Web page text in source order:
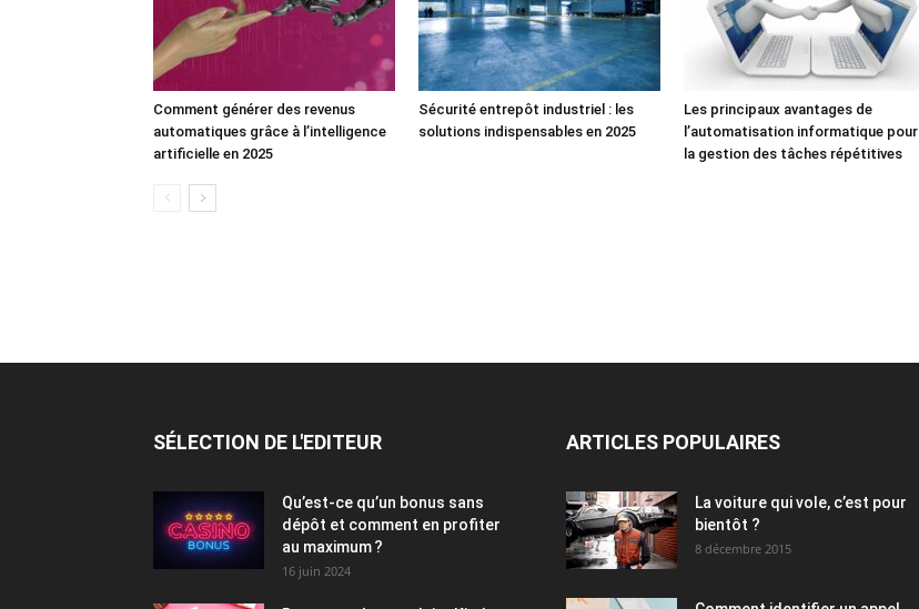
Comment générer des revenus
automatiques grâce à l’intelligence
artificielle en 2025
Sécurité entrepôt industriel : les
solutions indispensables en 2025
Les principaux avantages de
l’automatisation informatique pour
la gestion des tâches répétitives
SÉLECTION DE L'EDITEUR
Qu’est-ce qu’un bonus sans
dépôt et comment en profiter
au maximum ?
16 juin 2024
ARTICLES POPULAIRES
La voiture qui vole, c’est pour
bientôt ?
8 décembre 2015